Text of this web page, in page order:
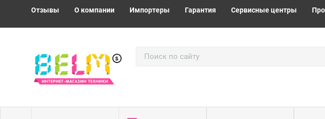
Отзывы О компании Импортеры Гарантия Сервисные центры